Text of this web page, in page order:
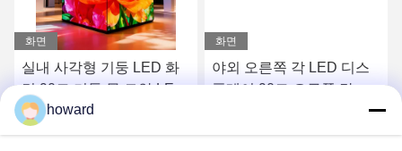
화면
실내 사각형 기둥 LED 화
면 90도 기둥 몸 모양 LED
디스플레이 직립 기둥 LED
디스플레이 화면
최고의 가격을 얻으십시오
화면
야외 오른쪽 각 LED 디스
플레이 90도 오른쪽 각
최고의 가격을 얻으십시오
howard